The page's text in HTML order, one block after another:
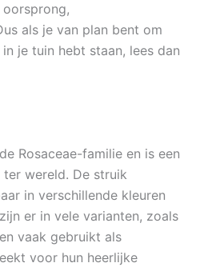
als je van plan bent om
je tuin hebt staan, lees dan
Rosaceae-familie en is een
wereld. De struik
in verschillende kleuren
er in vele varianten, zoals
vaak gebruikt als
voor hun heerlijke